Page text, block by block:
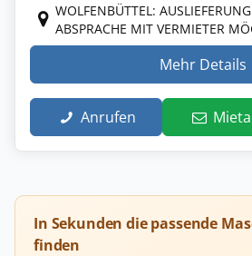
WOLFENBÜTTEL:
ABSPRACHE MIT VERMIETER
Mehr Details
Anrufen
In Sekunden die passende
finden